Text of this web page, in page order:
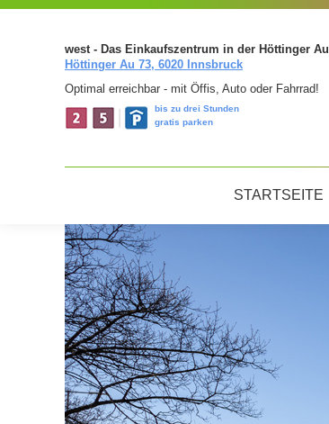
west - Das Einkaufszentrum in der Höttinger Au
Höttinger Au 73, 6020 Innsbruck
Optimal erreichbar - mit Öffis, Auto oder Fahrrad!
bis zu drei Stunden
gratis parken
STARTSEITE